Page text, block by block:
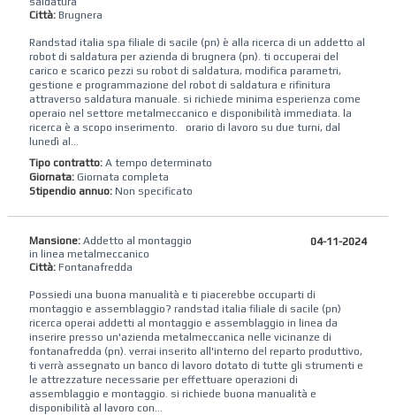
Città:Brugnera
Randstad‌ ‌italia‌ ‌spa‌ ‌filiale di sacile (pn) ‌è alla‌ ‌ricerca‌ ‌di‌ ‌un addetto al
robot di saldatura per azienda di brugnera (pn). ti occuperai del
carico e scarico pezzi su robot di saldatura, modifica parametri,
gestione e programmazione del robot di saldatura e rifinitura
attraverso saldatura manuale. si richiede minima esperienza come
operaio nel settore metalmeccanico e disponibilità immediata. la
ricerca è a scopo inserimento. ‌ ‌ orario di lavoro su due turni, dal
lunedì al...
Tipo contratto:A tempo determinato
Giornata: Giornata completa
Stipendio annuo: Non specificato
Mansione:Addetto al montaggio
in linea metalmeccanico
Città:Fontanafredda
04-11-2024
Possiedi una buona manualità e ti piacerebbe occuparti di
montaggio e assemblaggio? randstad italia filiale di sacile (pn)
ricerca operai addetti al montaggio e assemblaggio in linea da
inserire presso un'azienda metalmeccanica nelle vicinanze di
fontanafredda (pn). verrai inserito all'interno del reparto produttivo,
ti verrà assegnato un banco di lavoro dotato di tutte gli strumenti e
le attrezzature necessarie per effettuare operazioni di
assemblaggio e montaggio. si richiede buona manualità e
disponibilità al lavoro con...